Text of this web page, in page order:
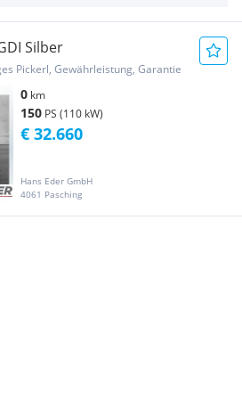
Silber
Pickerl, Gewährleistung, Garantie
0 km
150 PS (110 kW)
Hans Eder GmbH
4061 Pasching
€ 32.660